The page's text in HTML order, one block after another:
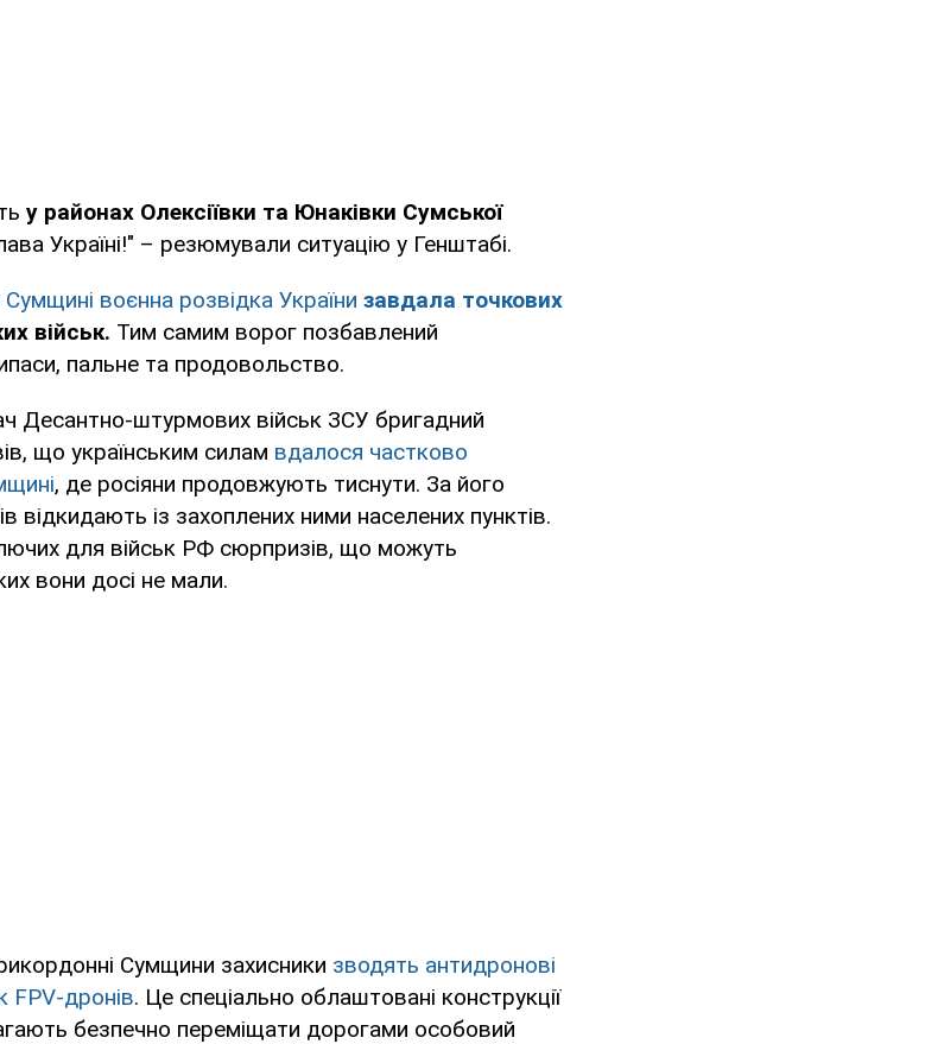
у районах Олексіївки та Юнаківки Сумської
Україні!" – резюмували ситуацію у Генштабі.
Сумщині воєнна розвідка України завдала точкових
військ. Тим самим ворог позбавлений
пальне та продовольство.
Десантно-штурмових військ ЗСУ бригадний
що українським силам вдалося частково
, де росіяни продовжують тиснути. За його
відкидають із захоплених ними населених пунктів.
для військ РФ сюрпризів, що можуть
вони досі не мали.
Сумщини захисники зводять антидронові
FPV-дронів. Це спеціально облаштовані конструкції
безпечно переміщати дорогами особовий